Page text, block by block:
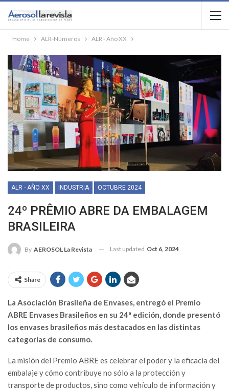
Home ALR-Números ALR - Año XX
ALR - AÑO XX INDUSTRIA OCTUBRE 2024
24º PRÊMIO ABRE DA EMBALAGEM
BRASILEIRA
By AEROSOL La Revista Last updated Oct 6, 2024
Share
La Asociación Brasileña de Envases, entregó el Premio
ABRE Envases Brasileños en su 24ª edición, donde presentó
los envases brasileños más destacados en las distintas
categorías de consumo.
La misión del Premio ABRE es celebrar el poder y la eficacia del
embalaje y cómo contribuye no sólo a la protección y
transporte de productos, sino como vehículo de información y